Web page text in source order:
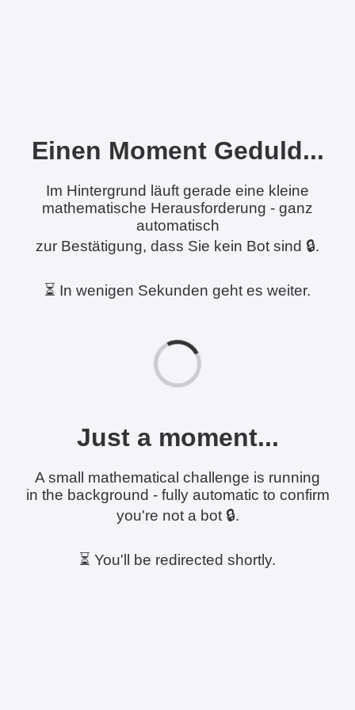
Einen Moment Geduld...
Im Hintergrund läuft gerade eine kleine
mathematische Herausforderung - ganz
automatisch
zur Bestätigung, dass Sie kein Bot sind 🔒.
⏳ In wenigen Sekunden geht es weiter.
Just a moment...
A small mathematical challenge is running
in the background - fully automatic to confirm
you're not a bot 🔒.
⏳ You'll be redirected shortly.